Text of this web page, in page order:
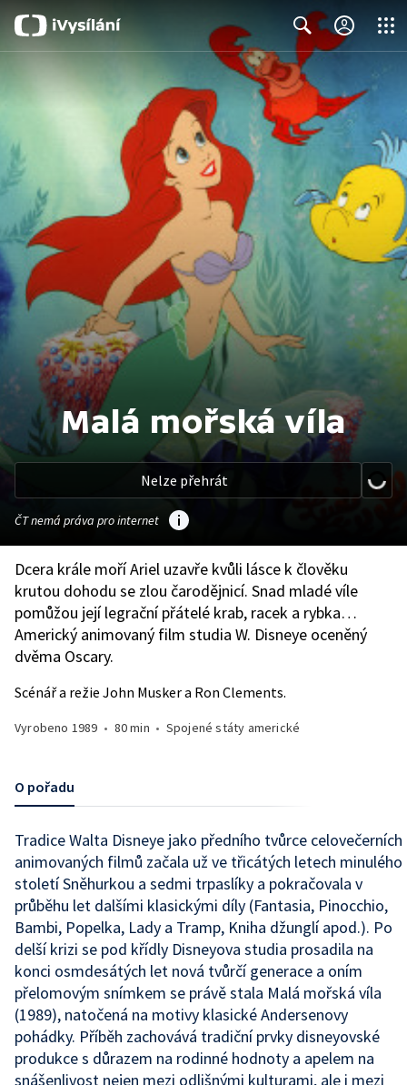
Search
Malá mořská víla
Nelze přehrát
ČT nemá práva pro internet
Dcera krále moří Ariel uzavře kvůli lásce k člověku
krutou dohodu se zlou čarodějnicí. Snad mladé víle
pomůžou její legrační přátelé krab, racek a rybka…
Americký animovaný film studia W. Disneye oceněný
dvěma Oscary.
Scénář a režie John Musker a Ron Clements.
Vyrobeno 1989 • 80 min • Spojené státy americké
O pořadu
Tradice Walta Disneye jako předního tvůrce celovečerních
animovaných filmů začala už ve třicátých letech minulého
století Sněhurkou a sedmi trpaslíky a pokračovala v
průběhu let dalšími klasickými díly (Fantasia, Pinocchio,
Bambi, Popelka, Lady a Tramp, Kniha džunglí apod.). Po
delší krizi se pod křídly Disneyova studia prosadila na
konci osmdesátých let nová tvůrčí generace a oním
přelomovým snímkem se právě stala Malá mořská víla
(1989), natočená na motivy klasické Andersenovy
pohádky. Příběh zachovává tradiční prvky disneyovské
produkce s důrazem na rodinné hodnoty a apelem na
snášenlivost nejen mezi odlišnými kulturami, ale i mezi